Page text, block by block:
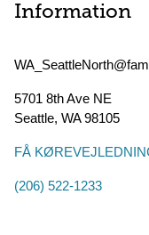
Information
5701 8th Ave NE
Seattle, WA98105
FÅ
(206) 522-1233